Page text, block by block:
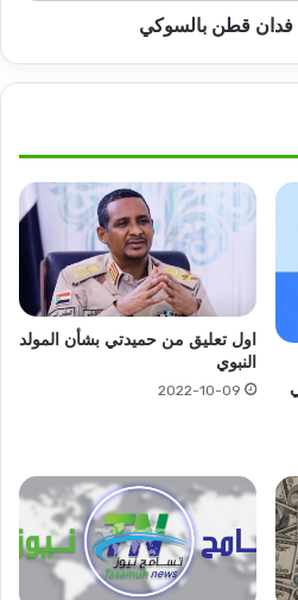
اول تعليق من حميدتي بشأن المولد
النبوي
2022-10-09